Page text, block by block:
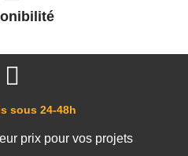
sous 24-48h
prix pour vos projets